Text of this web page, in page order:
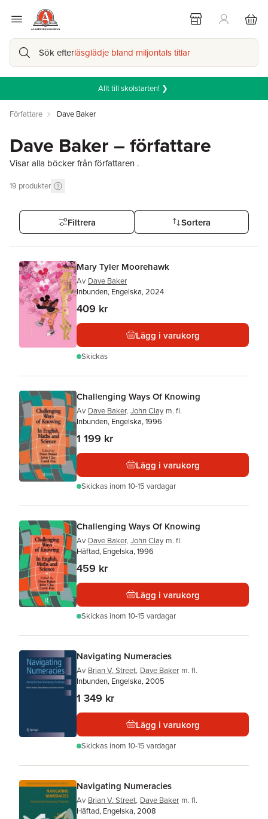
Sök efterläsglädje bland miljontals titlar
Allt till skolstarten! ❯
Författare Dave Baker
Dave Baker – författare
Visar alla böcker från författaren .
19 produkter
Filtrera Sortera
Mary Tyler Moorehawk
Av Dave Baker
Inbunden, Engelska, 2024
409 kr
Lägg i varukorg
Skickas
Challenging Ways Of Knowing
Av Dave Baker, John Clay m. fl.
Inbunden, Engelska, 1996
1 199 kr
Lägg i varukorg
Skickas inom 10-15 vardagar
Challenging Ways Of Knowing
Av Dave Baker, John Clay m. fl.
Häftad, Engelska, 1996
459 kr
Lägg i varukorg
Skickas inom 10-15 vardagar
Navigating Numeracies
Av Brian V. Street, Dave Baker m. fl.
Inbunden, Engelska, 2005
1 349 kr
Lägg i varukorg
Skickas inom 10-15 vardagar
Navigating Numeracies
Av Brian V. Street, Dave Baker m. fl.
Häftad, Engelska, 2008